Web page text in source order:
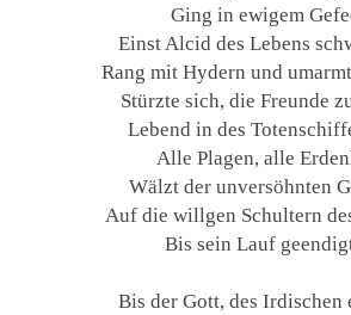
Ging in ewigem
Einst Alcid des Lebens
Rang mit Hydern und
Stürzte sich, die Freunde
Lebend in des
Alle Plagen, alle
Wälzt der unversöhnten
Auf die willgen Schultern
Bis sein Lauf
Bis der Gott, des Irdischen